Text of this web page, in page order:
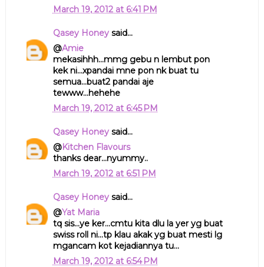
March 19, 2012 at 6:41 PM
Qasey Honeysaid...
@Amie
mekasihhh...mmg gebu n lembut pon
kek ni...xpandai mne pon nk buat tu
semua...buat2 pandai aje
tewww...hehehe
March 19, 2012 at 6:45 PM
Qasey Honeysaid...
@Kitchen Flavours
thanks dear...nyummy..
March 19, 2012 at 6:51 PM
Qasey Honeysaid...
@Yat Maria
tq sis...ye ker...cmtu kita dlu la yer yg buat
swiss roll ni...tp klau akak yg buat mesti lg
mgancam kot kejadiannya tu...
March 19, 2012 at 6:54 PM